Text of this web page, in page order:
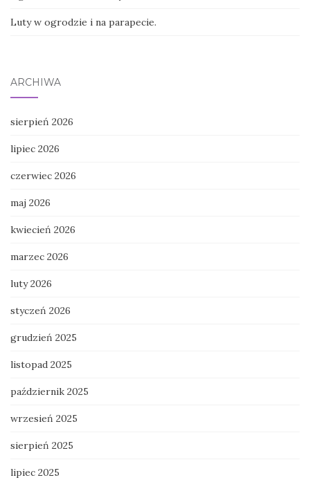
Luty w ogrodzie i na parapecie.
ARCHIWA
sierpień 2026
lipiec 2026
czerwiec 2026
maj 2026
kwiecień 2026
marzec 2026
luty 2026
styczeń 2026
grudzień 2025
listopad 2025
październik 2025
wrzesień 2025
sierpień 2025
lipiec 2025